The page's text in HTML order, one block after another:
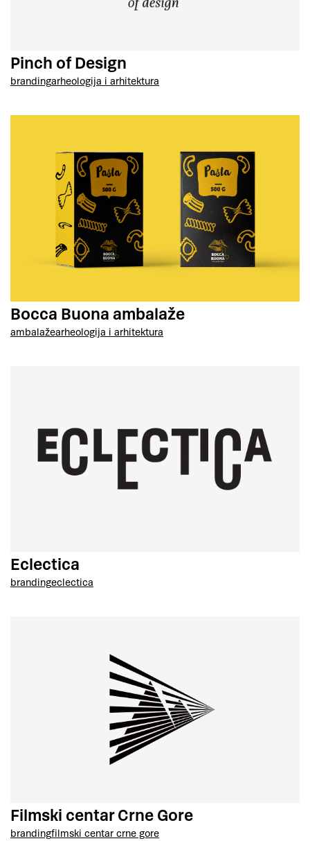
Pinch of Design
brandingarheologija i arhitektura
Bocca Buona ambalaže
ambalažearheologija i arhitektura
Eclectica
brandingeclectica
Filmski centar Crne Gore
brandingfilmski centar crne gore